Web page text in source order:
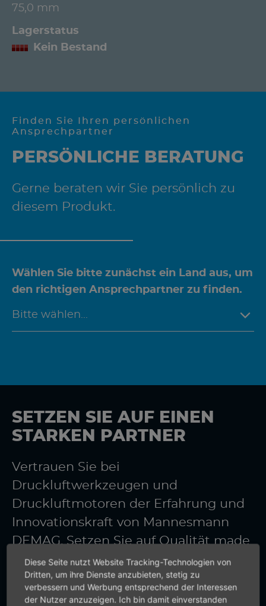
75,0 mm
Lagerstatus
Kein Bestand
Finden Sie Ihren persönlichen
Ansprechpartner
PERSÖNLICHE BERATUNG
Gerne beraten wir Sie persönlich zu
diesem Produkt.
Wählen Sie bitte zunächst ein Land aus, um
den richtigen Ansprechpartner zu finden.
SETZEN SIE AUF EINEN
STARKEN PARTNER
Vertrauen Sie bei
Druckluftwerkzeugen und
Druckluftmotoren der Erfahrung und
Innovationskraft von Mannesmann
DEMAG. Setzen Sie auf Qualität made
in Germany. Wir liefern nicht nur
präzise Drucklufttechnik. Sie
bekommen von uns auch präzise
Diese Seite nutzt Website Tracking-Technologien von
Dritten, um ihre Dienste anzubieten, stetig zu
verbessern und Werbung entsprechend der Interessen
der Nutzer anzuzeigen. Ich bin damit einverstanden